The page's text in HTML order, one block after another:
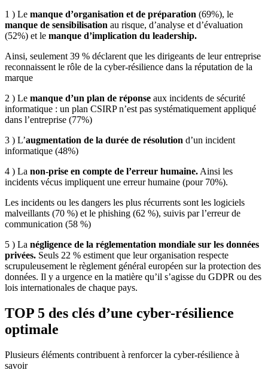
1 ) Le manque d’organisation et de préparation (69%), le
manque de sensibilisation au risque, d’analyse et d’évaluation
(52%) et le manque d’implication du leadership.
Ainsi, seulement 39 % déclarent que les dirigeants de leur entreprise
reconnaissent le rôle de la cyber-résilience dans la réputation de la
marque
2 ) Le manque d’un plan de réponse aux incidents de sécurité
informatique : un plan CSIRP n’est pas systématiquement appliqué
dans l’entreprise (77%)
3 ) L’augmentation de la durée de résolution d’un incident
informatique (48%)
4 ) La non-prise en compte de l’erreur humaine. Ainsi les
incidents vécus impliquent une erreur humaine (pour 70%).
Les incidents ou les dangers les plus récurrents sont les logiciels
malveillants (70 %) et le phishing (62 %), suivis par l’erreur de
communication (58 %)
5 ) La négligence de la réglementation mondiale sur les données
privées. Seuls 22 % estiment que leur organisation respecte
scrupuleusement le règlement général européen sur la protection des
données. Il y a urgence en la matière qu’il s’agisse du GDPR ou des
lois internationales de chaque pays.
TOP 5 des clés d’une cyber-résilience
optimale
Plusieurs éléments contribuent à renforcer la cyber-résilience à
savoir